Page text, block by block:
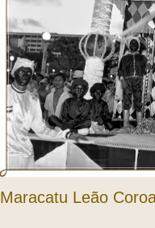
Maracatu Leão